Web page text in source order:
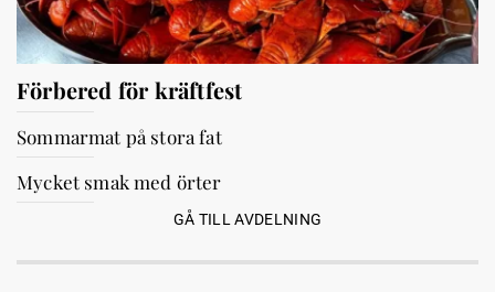
Förbered för kräftfest
Sommarmat på stora fat
Mycket smak med örter
GÅ TILL AVDELNING